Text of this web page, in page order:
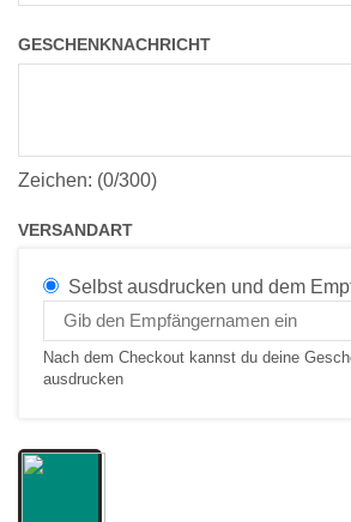
GESCHENKNACHRICHT
Zeichen: (0/300)
VERSANDART
Selbst ausdrucken und dem
Nach dem Checkout kannst du deine
ausdrucken